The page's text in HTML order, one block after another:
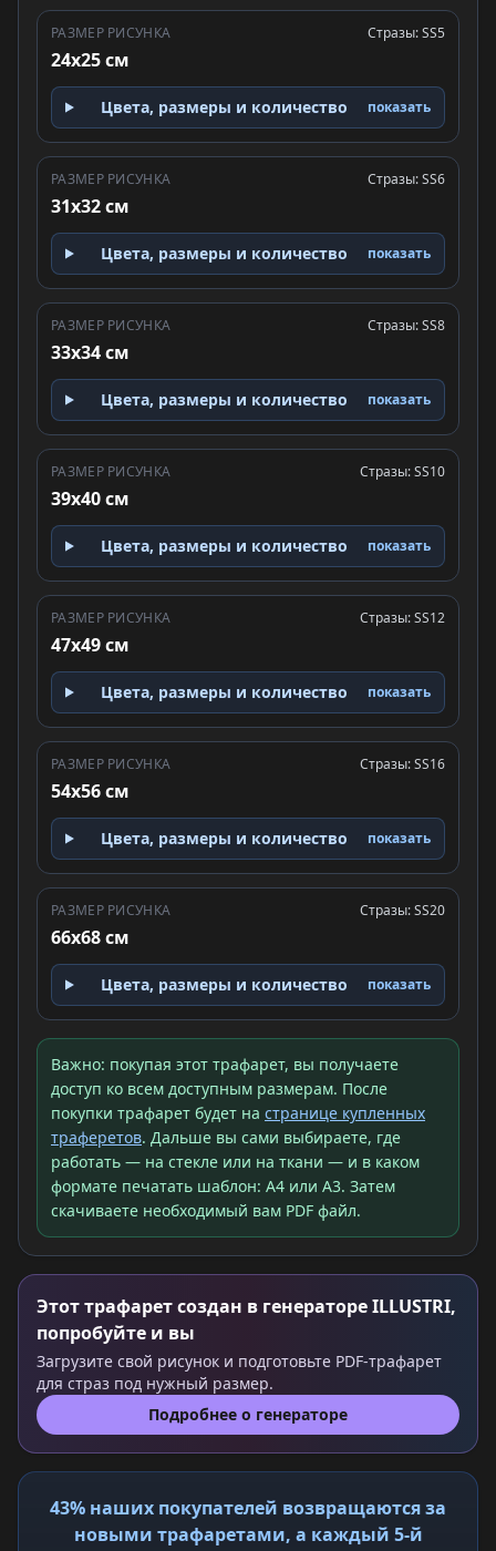
РАЗМЕР РИСУНКА
24x25 см
Стразы: SS5
Цвета, размеры и количество показать
РАЗМЕР РИСУНКА
31x32 см
Стразы: SS6
Цвета, размеры и количество показать
РАЗМЕР РИСУНКА
33x34 см
Стразы: SS8
Цвета, размеры и количество показать
РАЗМЕР РИСУНКА
39x40 см
Стразы: SS10
Цвета, размеры и количество показать
РАЗМЕР РИСУНКА
47x49 см
Стразы: SS12
Цвета, размеры и количество показать
РАЗМЕР РИСУНКА
54x56 см
Стразы: SS16
Цвета, размеры и количество показать
РАЗМЕР РИСУНКА
66x68 см
Стразы: SS20
Цвета, размеры и количество показать
Важно: покупая этот трафарет, вы получаете
доступ ко всем доступным размерам. После
покупки трафарет будет на странице купленных
траферетов. Дальше вы сами выбираете, где
работать — на стекле или на ткани — и в каком
формате печатать шаблон: A4 или A3. Затем
скачиваете необходимый вам PDF файл.
Этот трафарет создан в генераторе ILLUSTRI,
попробуйте и вы
Загрузите свой рисунок и подготовьте PDF-трафарет
для страз под нужный размер.
Подробнее о генераторе
43% наших покупателей возвращаются за
новыми трафаретами, а каждый 5-й